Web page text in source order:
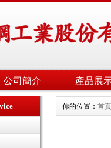
公司簡介 產品展
你的位置： 首頁